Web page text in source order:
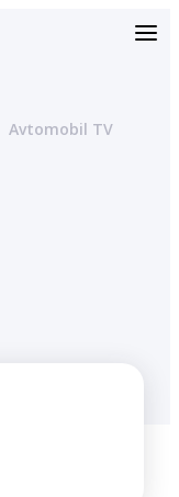
Avtomobil TV